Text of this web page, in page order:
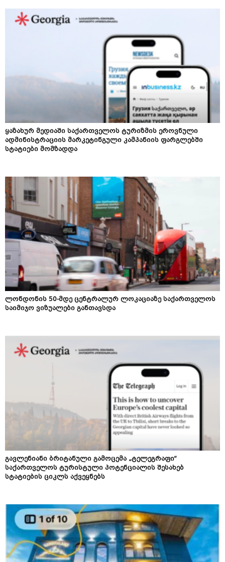
ყაზახურ მედიაში საქართველოს ტურიზმის ეროვნული
ადმინისტრაციის მარკეტინგული კამპანიის ფარგლებში
სტატიები მომზადდა
ლონდონის 50-მდე ცენტრალურ ლოკაციაზე საქართველოს
საიმიჯო ვიზუალები განთავსდა
გავლენიანი ბრიტანული გამოცემა „ტელეგრაფი“
საქართველოს ტურისტული პოტენციალის შესახებ
სტატიების ციკლს აქვეყნებს